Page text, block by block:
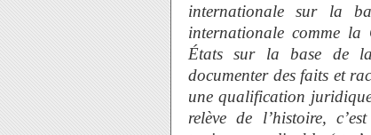
internationale sur la
internationale comme la
États sur la base de
documenter des faits et
une qualification
relève de l’histoire,